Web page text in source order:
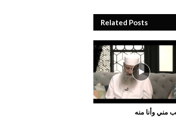
Related Posts
مني وأنا منه